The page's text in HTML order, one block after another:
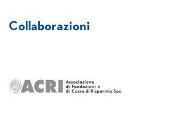
Collaborazioni